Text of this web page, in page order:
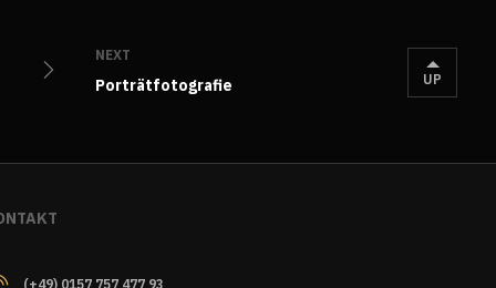
NEXT
Porträtfotografie UP
(+49) 0157 757 477 93